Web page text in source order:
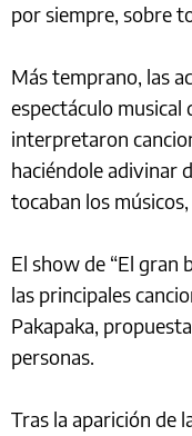
por siempre, sobre
Más temprano, las
espectáculo musical
interpretaron
haciéndole adivinar
tocaban los
El show de “El gran
las principales
Pakapaka,
personas.
Tras la aparición de